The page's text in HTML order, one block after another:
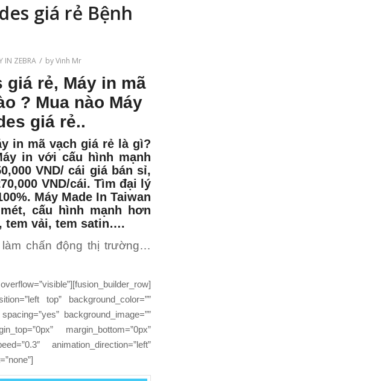
giá rẻ Bệnh
IN ZEBRA / byVinh Mr
giá rẻ, Máy in mã
? Mua nào Máy
giá rẻ..
in mã vạch giá rẻ là gì?
in với cấu hình mạnh
VND/ cái giá bán sỉ,
VND/cái. Tìm đại lý
Máy Made In Taiwan
cấu hình mạnh hơn
tem vải, tem satin….
chấn động thị trường…
top” background_color=””
background_image=””
margin_bottom=”0px”
animation_direction=”left”